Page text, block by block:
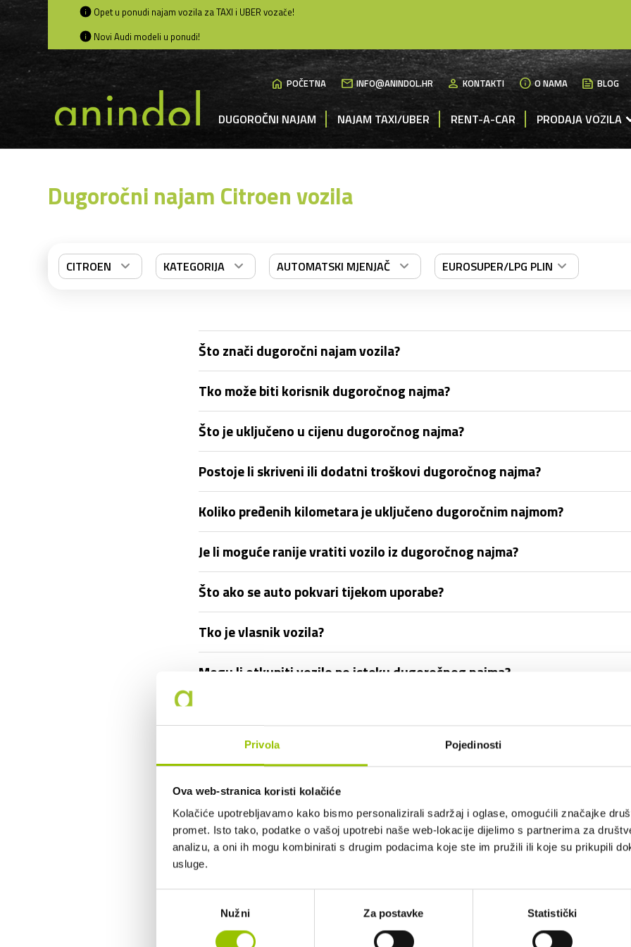
Privola Pojedinosti
Ova web-stranica koristi kolačiće
Kolačiće upotrebljavamo kako bismo personalizirali sadržaj i oglase, omogućili značajke
promet. Isto tako, podatke o vašoj upotrebi naše web-lokacije dijelimo s partnerima za
analizu, a oni ih mogu kombinirati s drugim podacima koje ste im pružili ili koje su prikupili
usluge.
Nužni Za postavke Statistički
Opet u ponudi najam vozila za TAXI i UBER vozače!
Novi Audi modeli u ponudi!
homePOČETNA mailINFO@ANINDOL.HR personKONTAKTI infoO NAMA NewsBLOG
DUGOROČNI NAJAM NAJAM TAXI/UBER RENT-A-CAR PRODAJA VOZILA
Dugoročni najam Citroen vozila
CITROEN KATEGORIJA AUTOMATSKI MJENJAČ EUROSUPER/LPG PLIN
Što znači dugoročni najam vozila?
Tko može biti korisnik dugoročnog najma?
Što je uključeno u cijenu dugoročnog najma?
Postoje li skriveni ili dodatni troškovi dugoročnog najma?
Koliko pređenih kilometara je uključeno dugoročnim najmom?
Je li moguće ranije vratiti vozilo iz dugoročnog najma?
Što ako se auto pokvari tijekom uporabe?
Tko je vlasnik vozila?
Mogu li otkupiti vozilo po isteku dugoročnog najma?
Što ako prouzročim prometni prekršaj ili parkirnu kaznu?
Tko plaća gorivo?
Je li u cijenu dugoročnog najma uključen PDV?
Mogu li koristiti vozilo u inozemstvu?
Mogu li birati boju i opremu vozila?